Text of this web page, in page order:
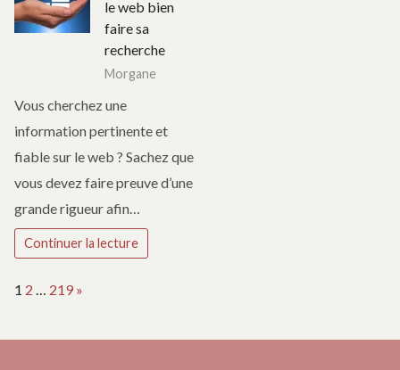
le web bien
faire sa
recherche
Morgane
Vous cherchez une
information pertinente et
fiable sur le web ? Sachez que
vous devez faire preuve d’une
grande rigueur afin…
Continuer la lecture
Page:
1 2 219 Next
»